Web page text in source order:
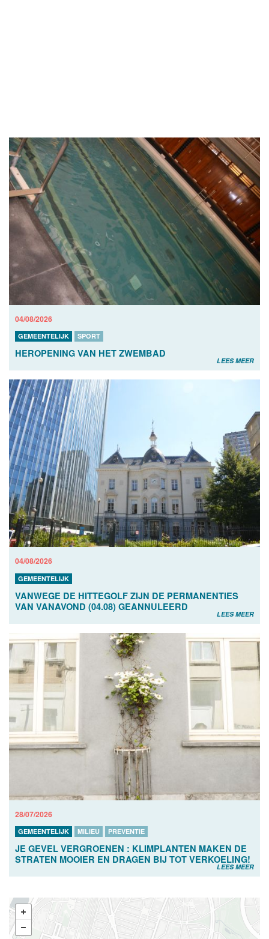
04/08/2026
GEMEENTELIJK SPORT
HEROPENING VAN HET ZWEMBAD
LEES MEER
04/08/2026
GEMEENTELIJK
VANWEGE DE HITTEGOLF ZIJN DE PERMANENTIES
VAN VANAVOND (04.08) GEANNULEERD
LEES MEER
28/07/2026
GEMEENTELIJK MILIEU PREVENTIE
JE GEVEL VERGROENEN : KLIMPLANTEN MAKEN DE
STRATEN MOOIER EN DRAGEN BIJ TOT VERKOELING!
LEES MEER